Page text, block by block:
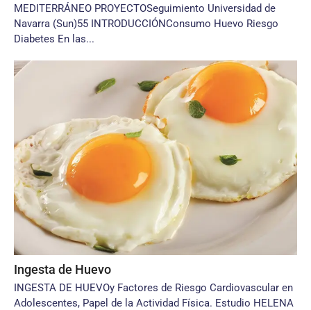
MEDITERRÁNEO PROYECTOSeguimiento Universidad de
Navarra (Sun)55 INTRODUCCIÓNConsumo Huevo Riesgo
Diabetes En las...
Ingesta de Huevo
INGESTA DE HUEVOy Factores de Riesgo Cardiovascular en
Adolescentes, Papel de la Actividad Física. Estudio HELENA